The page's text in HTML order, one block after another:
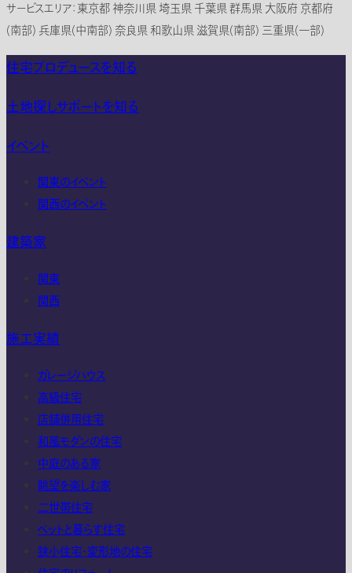
サービスエリア：東京都 神奈川県 埼玉県 千葉県 群馬県 大阪府 京都府
(南部) 兵庫県(中南部) 奈良県 和歌山県 滋賀県(南部) 三重県(一部)
住宅プロデュースを知る
土地探しサポートを知る
イベント
関東のイベント
関西のイベント
建築家
関東
関西
施工実績
ガレージハウス
高級住宅
店舗併用住宅
和風モダンの住宅
中庭のある家
眺望を楽しむ家
二世帯住宅
ペットと暮らす住宅
狭小住宅・変形地の住宅